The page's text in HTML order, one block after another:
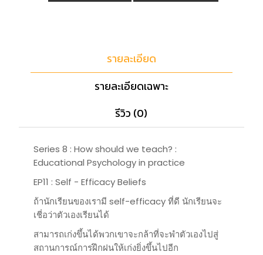
รายละเอียด
รายละเอียดเฉพาะ
รีวิว (0)
Series 8 : How should we teach? :
Educational Psychology in practice
EP11 : Self - Efficacy Beliefs
ถ้านักเรียนของเรามี self-efficacy ที่ดี นักเรียนจะ
เชี่อว่าตัวเองเรียนได้
สามารถเก่งขึ้นได้พวกเขาจะกล้าที่จะพำตัวเองไปสู่
สถานการณ์การฝึกฝนให้เก่งยิ่งขึ้นไปอีก